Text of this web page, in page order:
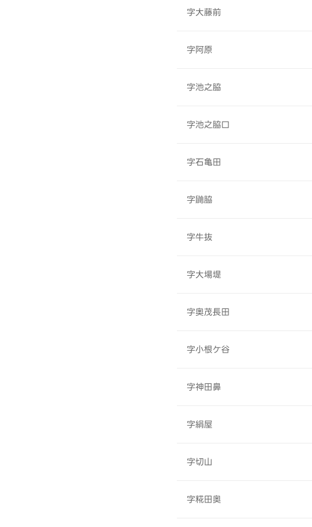
字大藤前
字阿原
字池之脇
字池之脇口
字石亀田
字鼬脇
字牛抜
字大場堤
字奥茂長田
字小根ケ谷
字神田鼻
字絹屋
字切山
字糀田奥